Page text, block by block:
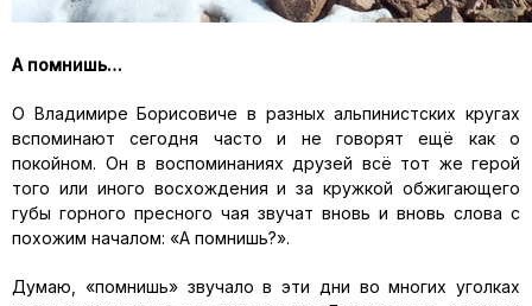
А помнишь…
О Владимире Борисовиче в разных альпинистских кругах
вспоминают сегодня часто и не говорят ещё как о
покойном. Он в воспоминаниях друзей всё тот же герой
того или иного восхождения и за кружкой обжигающего
губы горного пресного чая звучат вновь и вновь слова с
похожим началом: «А помнишь?».
Думаю, «помнишь» звучало в эти дни во многих уголках